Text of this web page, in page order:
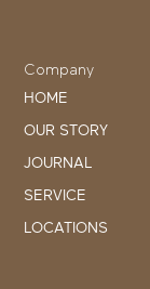
Company
HOME
OUR STORY
JOURNAL
SERVICE
LOCATIONS